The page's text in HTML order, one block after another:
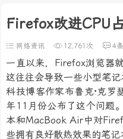
Firefox改进CPU
网络资讯 12,761次 4条
一直以来，Firefox浏览器
这往往会导致一些小型笔
科技博客作家布鲁克·克
年11月份公布了这个问题
本和MacBook Air中对
些拥有良好散热效果的笔